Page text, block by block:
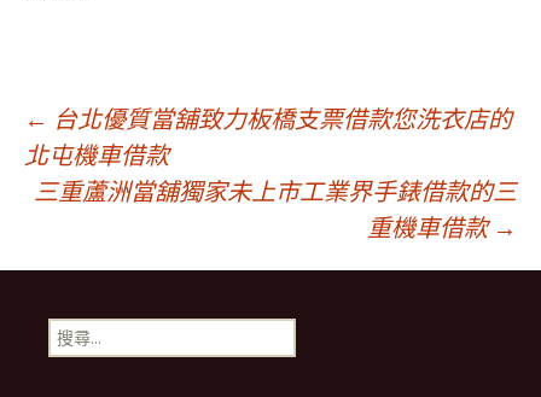
文
章
導
覽
← 台北優質當舖致力板橋支票借款您洗衣店的
北屯機車借款
三重蘆洲當舖獨家未上市工業界手錶借款的三
重機車借款 →
搜
尋